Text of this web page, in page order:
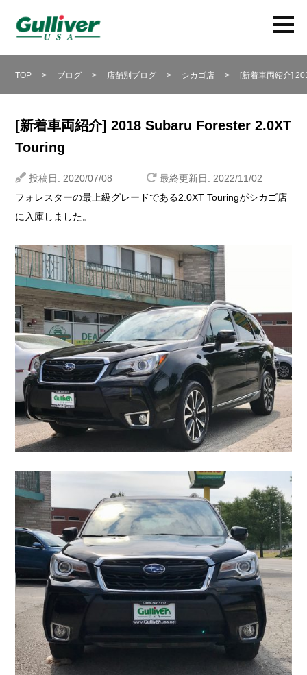
TOP > ブログ > 店舗別ブログ > シカゴ店 > [新着車両紹介]
[新着車両紹介] 2018 Subaru Forester 2.0XT
Touring
投稿日: 2020/07/08
最終更新日: 2022/11/02
フォレスターの最上級グレードである2.0XT Touringがシカゴ店
に入庫しました。